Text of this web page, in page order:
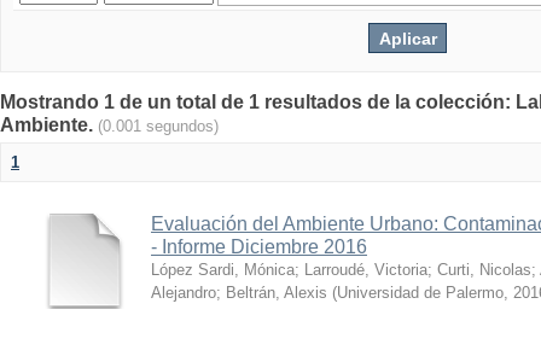
Mostrando 1 de un total de 1 resultados de la colección:
Ambiente. (0.001 segundos)
1
Evaluación del Ambiente Urbano:
- Informe Diciembre 2016
López Sardi, Mónica; Larroudé, Victoria; Curti, Nicolas;
Alejandro; Beltrán, Alexis (Universidad de Palermo,